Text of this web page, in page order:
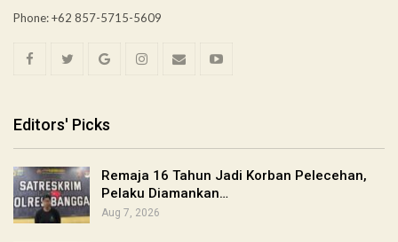
Phone: +62 857-5715-5609
Editors' Picks
Remaja 16 Tahun Jadi Korban Pelecehan,
Pelaku Diamankan…
Aug 7, 2026